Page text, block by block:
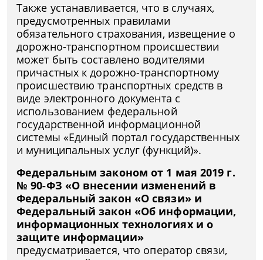
Также устанавливается, что в случаях,
предусмотренных правилами
обязательного страхования, извещение о
дорожно-транспортном происшествии
может быть составлено водителями
причастных к дорожно-транспортному
происшествию транспортных средств в
виде электронного документа с
использованием федеральной
государственной информационной
системы «Единый портал государственных
и муниципальных услуг (функций)».
Федеральным законом от 1 мая 2019 г.
№ 90-ФЗ «О внесении изменений в
Федеральный закон «О связи» и
Федеральный закон «Об информации,
информационных технологиях и о
защите информации»
предусматривается, что оператор связи,